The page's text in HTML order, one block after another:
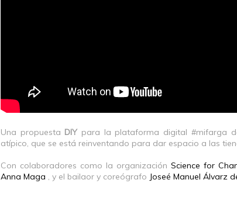
Una propuesta DIYpara la plataforma digital #mifarga
atípico, que se está reinventando para dar espacio a las
Con colaboradores como la organización Science for
Anna Maga , y el bailaor y coreógrafo Joseé Manuel Álvarz